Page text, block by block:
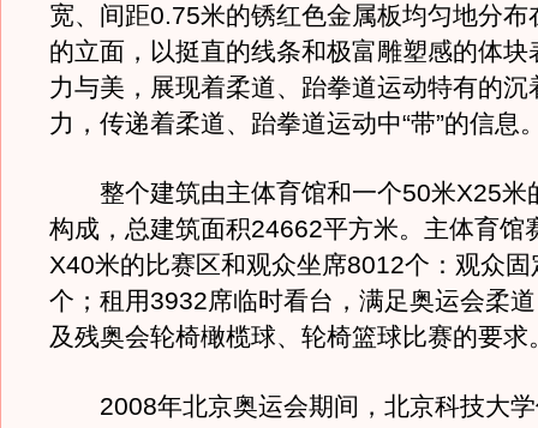
宽、间距0.75米的锈红色金属板均匀地分布
的立面，以挺直的线条和极富雕塑感的体块
力与美，展现着柔道、跆拳道运动特有的沉
力，传递着柔道、跆拳道运动中“带”的信息
整个建筑由主体育馆和一个50米Χ25米
构成，总建筑面积24662平方米。主体育馆
Χ40米的比赛区和观众坐席8012个：观众
个；租用3932席临时看台，满足奥运会柔
及残奥会轮椅橄榄球、轮椅篮球比赛的要求
2008年北京奥运会期间，北京科技大学